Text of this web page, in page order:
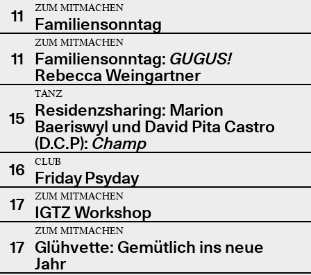
11
ZUM MITMACHEN
Familiensonntag
11
ZUM MITMACHEN
Familiensonntag: GUGUS!
Rebecca Weingartner
15
TANZ
Residenzsharing: Marion
Baeriswyl und David Pita Castro
(D.C.P): Champ
16
CLUB
Friday Psyday
17
ZUM MITMACHEN
IGTZ Workshop
17
ZUM MITMACHEN
Glühvette: Gemütlich ins neue
Jahr